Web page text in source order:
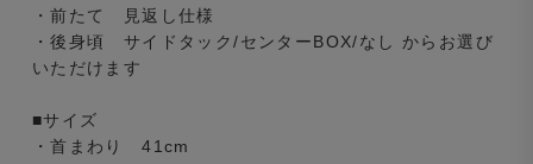
・前たて 見返し仕様
・後身頃 サイドタック/センターBOX/なし からお選び
いただけます
■サイズ
・首まわり 41cm